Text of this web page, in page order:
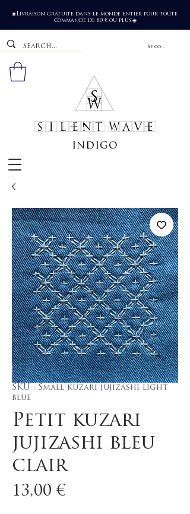
🌐 Livraison gratuite dans le monde entier pour toute
commande de 80 € ou plus 🌐
Se connecter
SILENT WAVE
indigo
SKU : Small kuzari jujizashi light
blue
Petit kuzari
jujizashi bleu
clair
13,00 €Prix